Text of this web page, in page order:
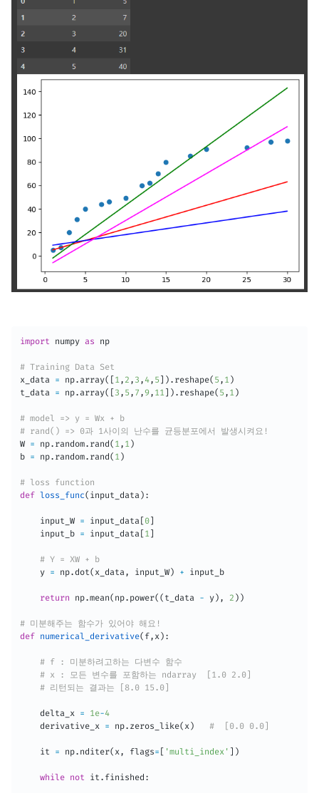
import numpy as np
# Training Data Set
x_data = np.array( 1, 2 , 3 , 4, 5 ) . reshape( 5 , 1 )
t_data = np.array( 3 , 5 , 7 ,9 , 11 ) . reshape( 5 , 1 )
# model => y = Wx + b
# rand() => 0과 1사이의 난수를 균등분포에서 발생시켜요!
W = np. random. rand ( 1, 1 )
b = np. random. rand ( 1 )
# loss function
def loss_func( input_data ) :
    input_W
= input_data 0
    input_b
= input_data 1
# Y = XW + b
    y
= np.dot( x_data , input_W ) + input_b
return np.mean( np. power( ( t_data - y ) , 2 ) )
# 미분해주는 함수가 있어야 해요!
def numerical_derivative( f, x ) :
# f : 미분하려고하는 다변수 함수
# x : 모든 변수를 포함하는 ndarray  [1.0 2.0]
# 리턴되는 결과는 [8.0 15.0]
    delta_x
= 1e-4
    derivative_x
= np. zeros_like( x ) #  [0.0 0.0]
    it
= np. nditer( x, flags= 'multi_index' )
while not it . finished :